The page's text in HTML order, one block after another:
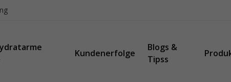
Kundenerfolge
Blogs &
Tipss